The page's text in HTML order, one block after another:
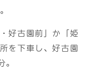
好古園前」か「姫
を下車し、好古園
。